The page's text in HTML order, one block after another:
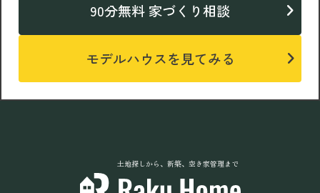
90分無料 家づくり相談
モデルハウスを見てみる
土地探しから、新築、空き家管理まで